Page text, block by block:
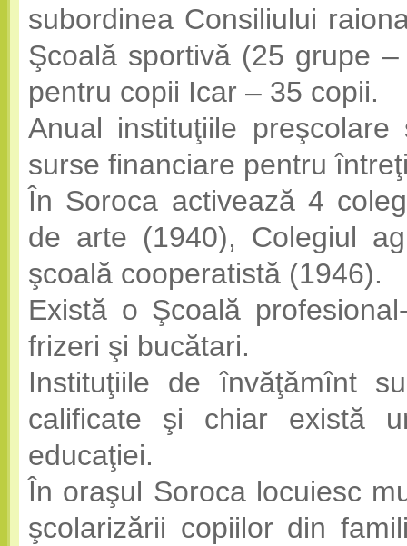
subordinea Consiliului
Şcoală sportivă (25 grupe
pentru copii Icar – 35 copii.
Anual instituţiile
surse financiare pentru
În Soroca activează 4
de arte (1940), Colegiul
şcoală cooperatistă (1946).
Există o Şcoală
frizeri şi bucătari.
Instituţiile de învăţămînt
calificate şi chiar există
educaţiei.
În oraşul Soroca locuiesc
şcolarizării copiilor din